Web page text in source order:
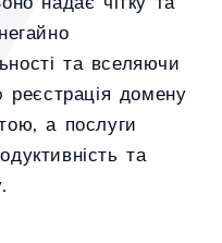
та вселяючи
реєстрація домену
а послуги
та